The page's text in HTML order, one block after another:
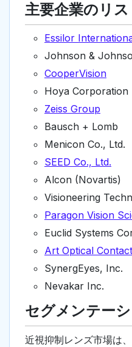
主要企業のリス
Essilor
Johnson &
CooperVision
Hoya Corporation
Zeiss Group
Bausch + Lomb
Menicon Co., Ltd.
SEED Co., Ltd.
Alcon (Novartis)
Visioneering
Paragon Vision
Euclid Systems
Art Optical
SynergEyes, Inc.
Nevakar Inc.
セグメンテー
近視抑制レンズ市場は